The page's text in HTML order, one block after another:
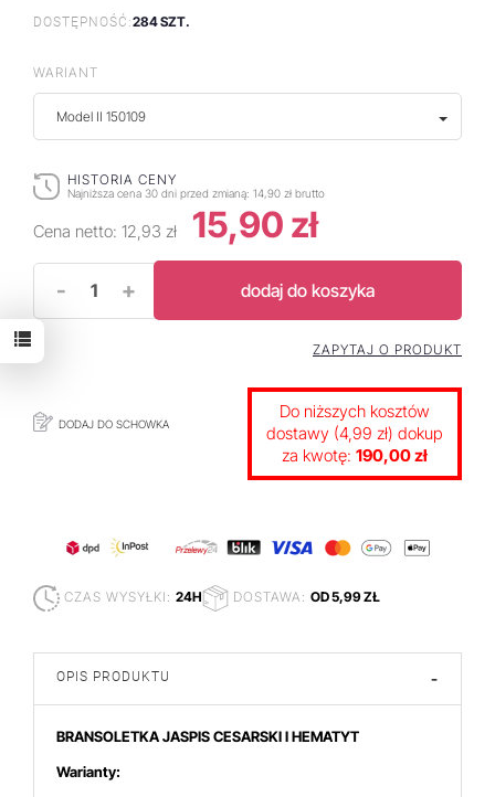
DOSTĘPNOŚĆ:284 SZT.
WARIANT
Model II 150109
HISTORIA CENY
Najniższa cena 30 dni przed zmianą: 14,90 zł brutto
Cena netto: 12,93 zł 15,90 zł
- + dodaj do koszyka
DODAJ DO SCHOWKA
ZAPYTAJ O PRODUKT
Do niższych kosztów
dostawy (4,99 zł) dokup
za kwotę: 190,00 zł
CZAS WYSYŁKI: 24H DOSTAWA: OD 5,99 ZŁ
OPIS PRODUKTU -
BRANSOLETKA JASPIS CESARSKI I HEMATYT
Warianty: